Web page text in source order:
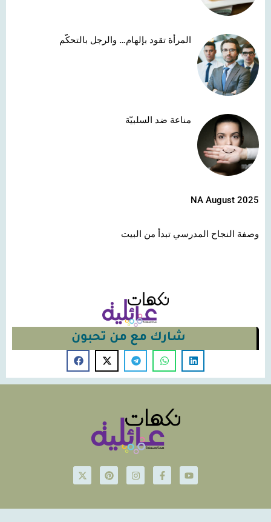
المرأة تقود بإلهام… والرجل بالتحكّم
مناعة ضد السلبيّة
NA August 2025
وصفة النجاح المدرسي تبدأ من البيت
شارك مع من تحبون